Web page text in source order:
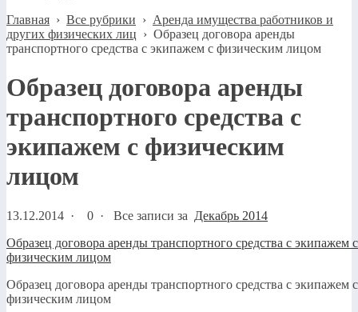
Главная › Все рубрики › Аренда имущества работников и
других физических лиц › Образец договора аренды
транспортного средства с экипажем с физическим лицом
Образец договора аренды
транспортного средства с
экипажем с физическим
лицом
13.12.2014 · 0 · Все записи за Декабрь 2014
Образец договора аренды транспортного средства с экипажем с
физическим лицом
Образец договора аренды транспортного средства с экипажем с
физическим лицом